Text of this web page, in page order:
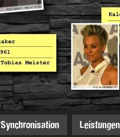
Synchronisation Leistungen